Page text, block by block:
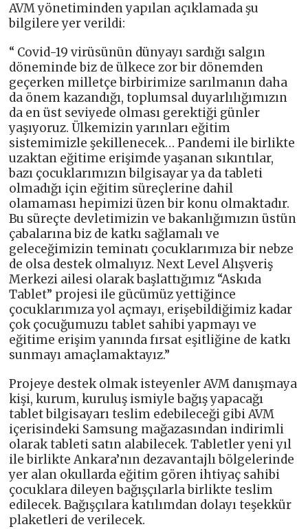
AVM yönetiminden yapılan açıklamada şu
bilgilere yer verildi:
“ Covid-19 virüsünün dünyayı sardığı salgın
döneminde biz de ülkece zor bir dönemden
geçerken milletçe birbirimize sarılmanın daha
da önem kazandığı, toplumsal duyarlılığımızın
da en üst seviyede olması gerektiği günler
yaşıyoruz. Ülkemizin yarınları eğitim
sistemimizle şekillenecek… Pandemi ile birlikte
uzaktan eğitime erişimde yaşanan sıkıntılar,
bazı çocuklarımızın bilgisayar ya da tableti
olmadığı için eğitim süreçlerine dahil
olamaması hepimizi üzen bir konu olmaktadır.
Bu süreçte devletimizin ve bakanlığımızın üstün
çabalarına biz de katkı sağlamalı ve
geleceğimizin teminatı çocuklarımıza bir nebze
de olsa destek olmalıyız. Next Level Alışveriş
Merkezi ailesi olarak başlattığımız “Askıda
Tablet” projesi ile gücümüz yettiğince
çocuklarımıza yol açmayı, erişebildiğimiz kadar
çok çocuğumuzu tablet sahibi yapmayı ve
eğitime erişim yanında fırsat eşitliğine de katkı
sunmayı amaçlamaktayız.”
Projeye destek olmak isteyenler AVM danışmaya
kişi, kurum, kuruluş ismiyle bağış yapacağı
tablet bilgisayarı teslim edebileceği gibi AVM
içerisindeki Samsung mağazasından indirimli
olarak tableti satın alabilecek. Tabletler yeni yıl
ile birlikte Ankara’nın dezavantajlı bölgelerinde
yer alan okullarda eğitim gören ihtiyaç sahibi
çocuklara dileyen bağışçılarla birlikte teslim
edilecek. Bağışçılara katılımdan dolayı teşekkür
plaketleri de verilecek.